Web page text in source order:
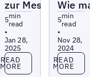
zur Messung
5min
read
•
Jan 28,
2025
Read more
READ
MORE
Wie
5min
read
•
Nov 28,
2024
Read
READ
MORE